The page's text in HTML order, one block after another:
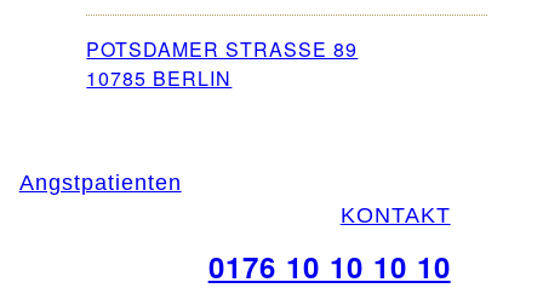
POTSDAMER STRASSE 89
10785 BERLIN
Angstpatienten
KONTAKT
0176 10 10 10 10